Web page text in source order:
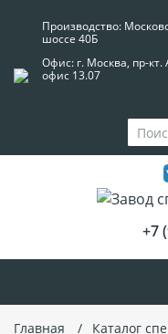
Производство:
шоссе 40Б
Офис: г. Москва, пр-кт.
офис 13.07
+7
Главная Каталог